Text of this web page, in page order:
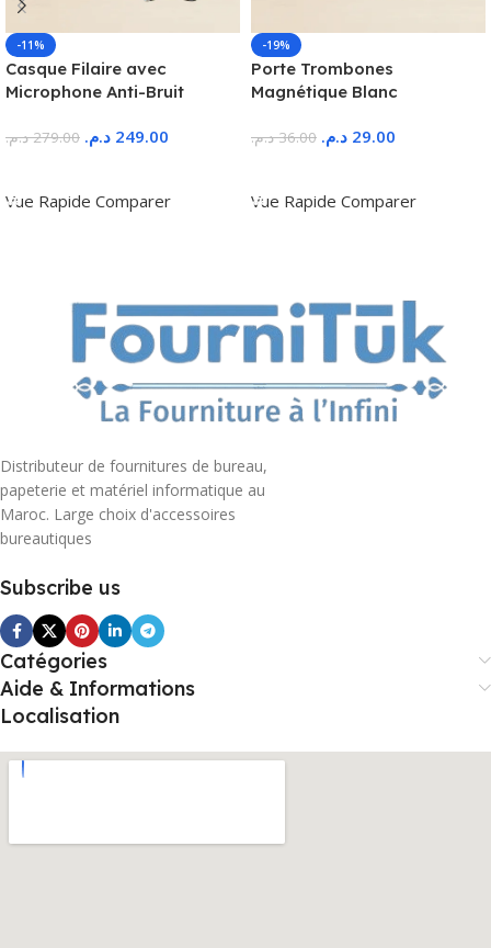
-11%
Casque Filaire avec
Microphone Anti-Bruit
279.00 د.م. 249.00 د.م.
Vue Rapide Comparer
-19%
Porte Trombones
Magnétique Blanc
36.00 د.م. 29.00 د.م.
Vue Rapide Comparer
Distributeur de fournitures de bureau,
papeterie et matériel informatique au
Maroc. Large choix d'accessoires
bureautiques
Subscribe us
Catégories
Aide & Informations
Localisation